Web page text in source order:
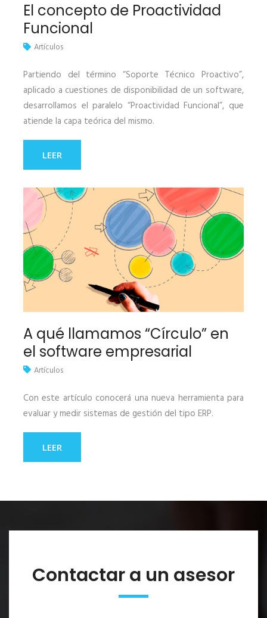
El concepto de Proactividad
Funcional
Artículos
Partiendo del término “Soporte Técnico Proactivo”,
aplicado a cuestiones de disponibilidad de un software,
desarrollamos el paralelo “Proactividad Funcional”, que
atiende la capa teórica del mismo.
LEER
A qué llamamos “Círculo” en
el software empresarial
Artículos
Con este artículo conocerá una nueva herramienta para
evaluar y medir sistemas de gestión del tipo ERP.
LEER
Contactar a un asesor